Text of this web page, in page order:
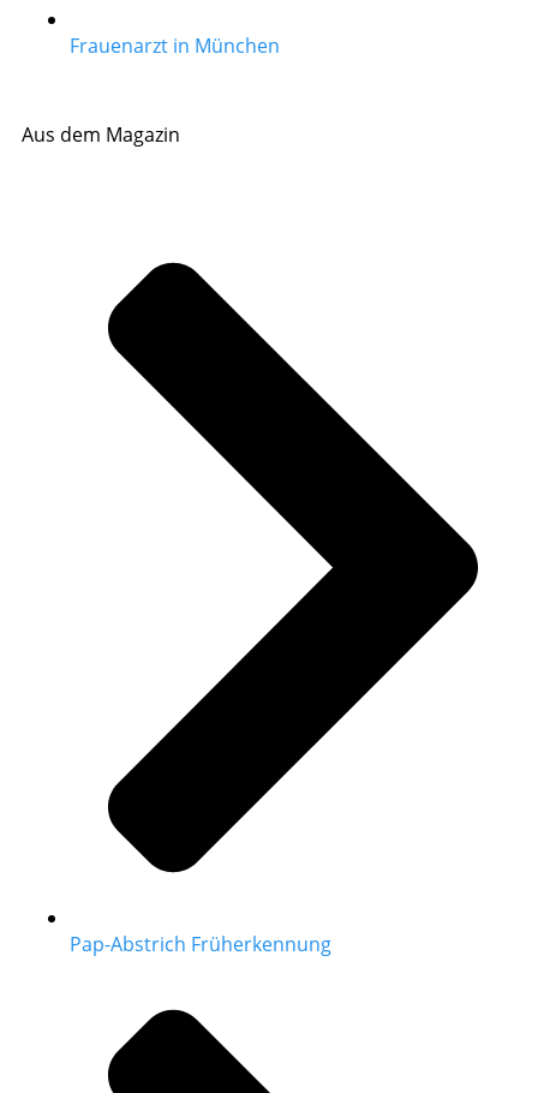
Frauenarzt in München
Aus dem Magazin
Pap-Abstrich Früherkennung